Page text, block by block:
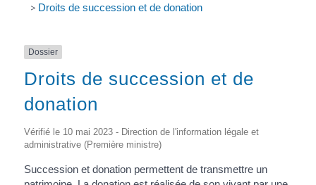
> Droits de succession et de donation
Dossier
Droits de succession et de
donation
Vérifié le 10 mai 2023 - Direction de l'information légale et
administrative (Première ministre)
Succession et donation permettent de transmettre un